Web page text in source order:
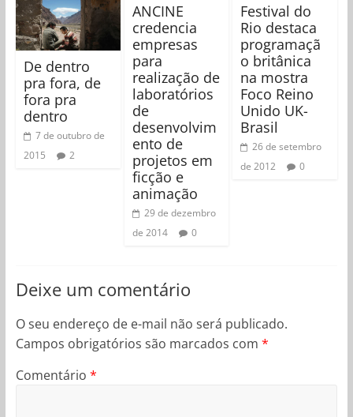
De dentro
pra fora, de
fora pra
dentro
7 de outubro de
2015
2
ANCINE
credencia
empresas
para
realização de
laboratórios
de
desenvolvim
ento de
projetos em
ficção e
animação
29 de dezembro
de 2014
0
Festival do
Rio destaca
programaçã
o britânica
na mostra
Foco Reino
Unido UK-
Brasil
26 de setembro
de 2012
0
Deixe um comentário
O seu endereço de e-mail não será publicado.
Campos obrigatórios são marcados com *
Comentário *